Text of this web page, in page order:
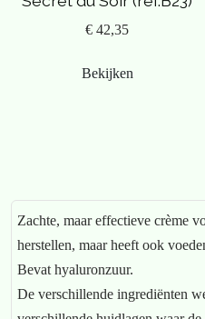
€ 42,35
Bekijken
Zachte, maar effectieve crème
herstellen, maar heeft ook
Bevat hyaluronzuur.
De verschillende ingrediënten